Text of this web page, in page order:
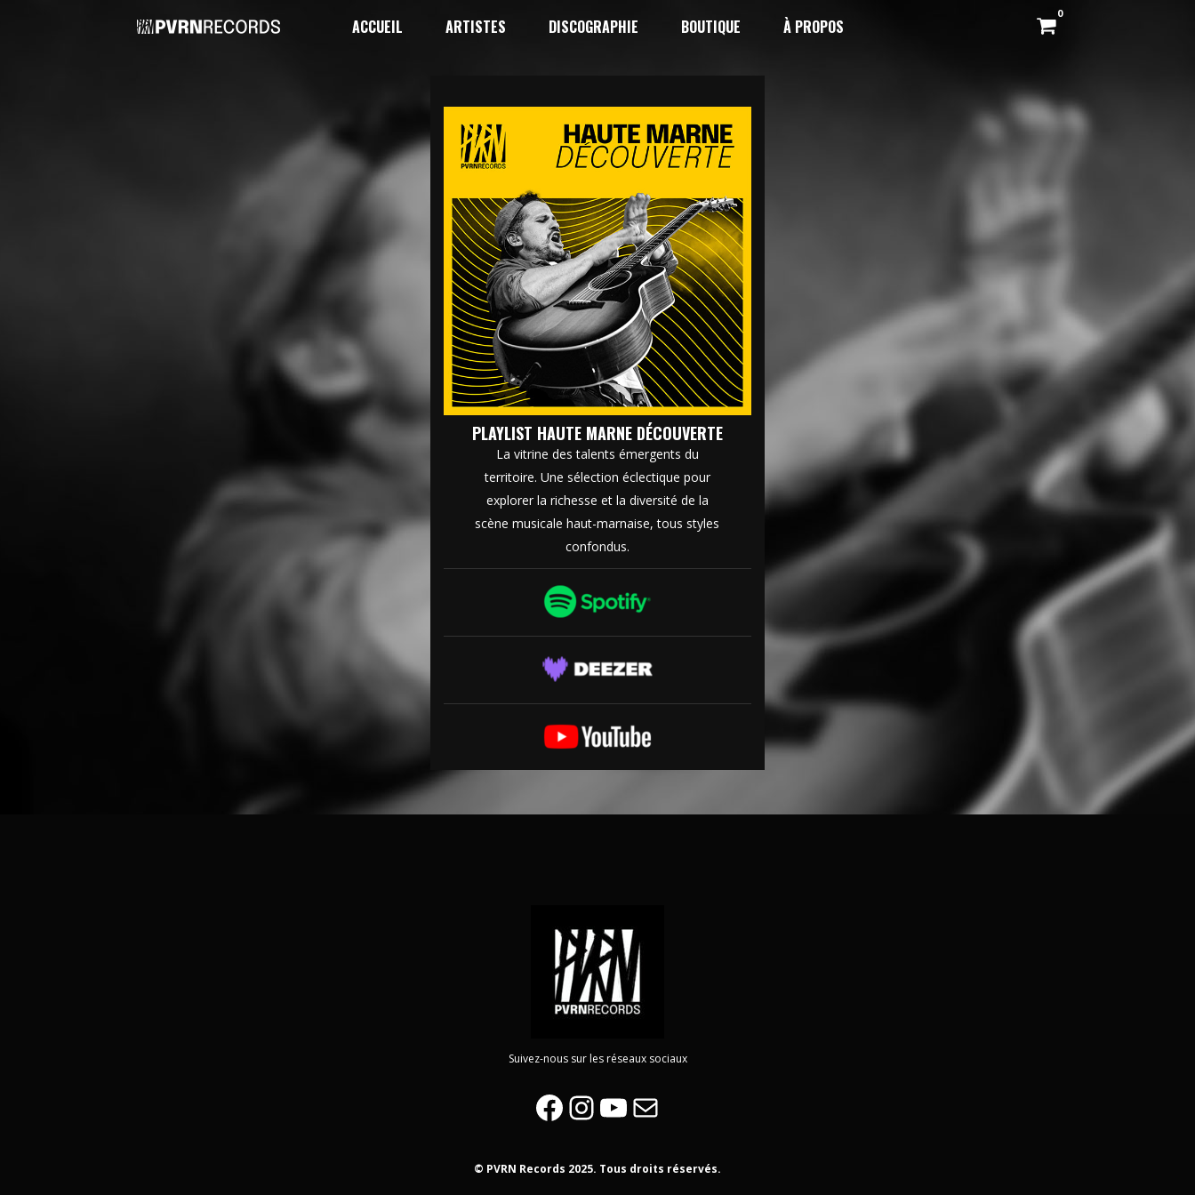
ACCUEIL ARTISTES DISCOGRAPHIE BOUTIQUE À PROPOS
0
PLAYLIST HAUTE MARNE DÉCOUVERTE
La vitrine des talents émergents du
territoire. Une sélection éclectique pour
explorer la richesse et la diversité de la
scène musicale haut-marnaise, tous styles
confondus.
Suivez-nous sur les réseaux sociaux
Facebook
Instagram
YouTube
E-mail
© PVRN Records 2025. Tous droits réservés.